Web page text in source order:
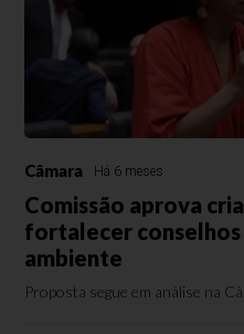
Câmara Há 6 meses
Comissão aprova
fortalecer conselhos
ambiente
Proposta segue em análise na